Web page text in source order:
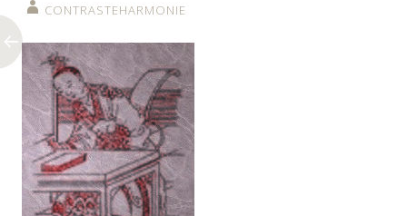
CONTRASTEHARMONIE